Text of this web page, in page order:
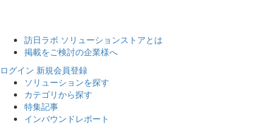
訪日ラボ ソリューションストアとは
掲載をご検討の企業様へ
ログイン 新規会員登録
ソリューションを探す
カテゴリから探す
特集記事
インバウンドレポート